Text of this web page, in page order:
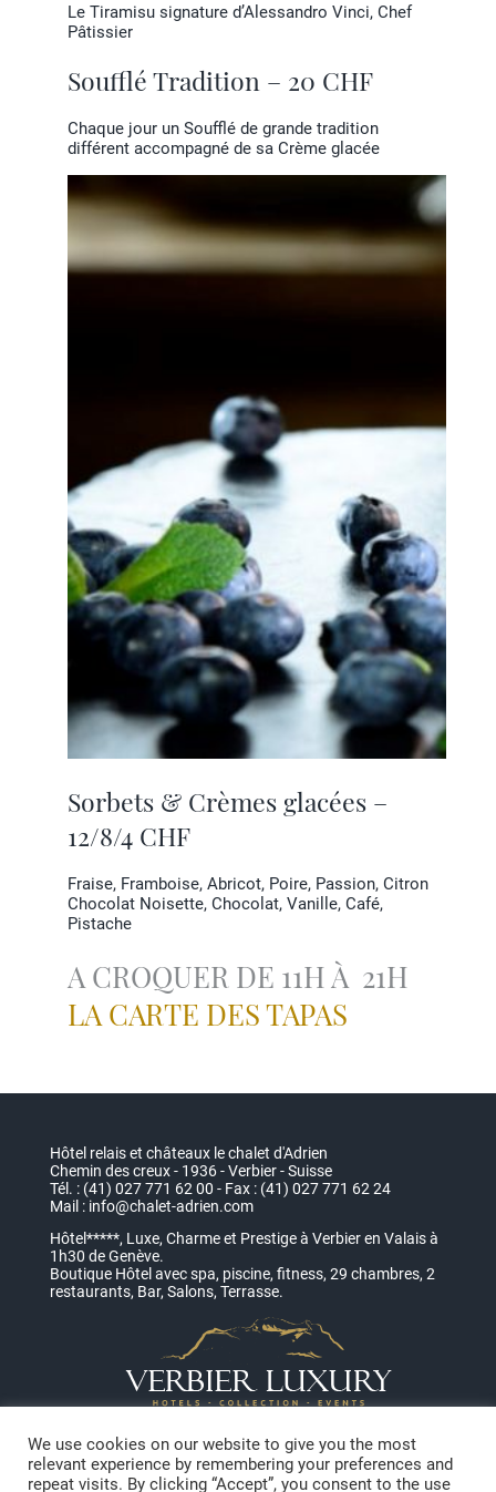
Le Tiramisu signature d’Alessandro Vinci, Chef
Pâtissier
Soufflé Tradition – 20 CHF
Chaque jour un Soufflé de grande tradition
différent accompagné de sa Crème glacée
Sorbets & Crèmes glacées –
12/8/4 CHF
Fraise, Framboise, Abricot, Poire, Passion, Citron
Chocolat Noisette, Chocolat, Vanille, Café,
Pistache
A CROQUER DE 11H À 21H
LA CARTE DES TAPAS
Hôtel relais et châteaux le chalet d'Adrien
Chemin des creux - 1936 - Verbier - Suisse
Tél. : (41) 027 771 62 00 - Fax : (41) 027 771 62 24
Mail : info@chalet-adrien.com
Hôtel*****, Luxe, Charme et Prestige à Verbier en Valais à
1h30 de Genève.
Boutique Hôtel avec spa, piscine, fitness, 29 chambres, 2
restaurants, Bar, Salons, Terrasse.
We use cookies on our website to give you the most
relevant experience by remembering your preferences and
repeat visits. By clicking “Accept”, you consent to the use